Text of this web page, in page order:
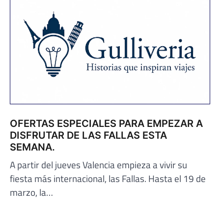
OFERTAS ESPECIALES PARA EMPEZAR A
DISFRUTAR DE LAS FALLAS ESTA
SEMANA.
A partir del jueves Valencia empieza a vivir su
fiesta más internacional, las Fallas. Hasta el 19 de
marzo, la…